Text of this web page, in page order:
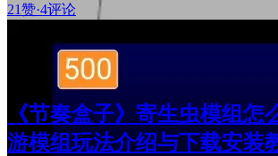
21赞·4评论
《节奏盒子》寄生虫模组怎
游模组玩法介绍与下载安装